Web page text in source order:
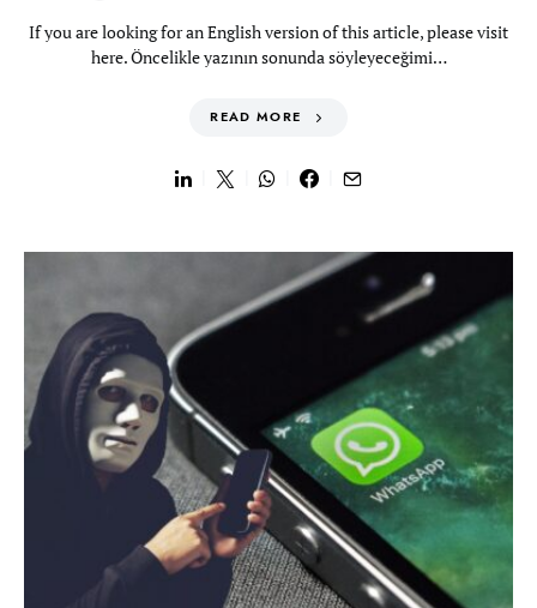
If you are looking for an English version of this article, please visit
here. Öncelikle yazının sonunda söyleyeceğimi…
READ MORE